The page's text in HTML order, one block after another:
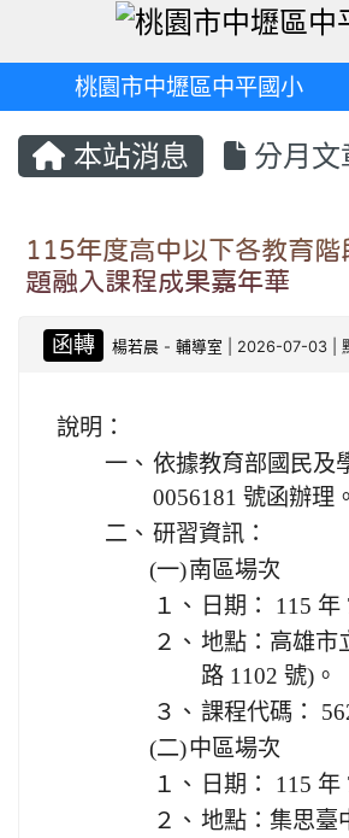
桃園市中壢區中平國小
本站消息 分月文
115年度高中以下各教育階
題融入課程成果嘉年華
函轉 楊若晨 -輔導室 | 2026-07-03 |
說明：
一、 依據教育部國民及
0056181 號函辦理。
二、 研習資訊：
(一)南區場次
１、 日期： 115
２、 地點：高雄市
路 1102 號)。
３、 課程代碼：
(二)中區場次
１、 日期： 115
２、 地點：集思臺